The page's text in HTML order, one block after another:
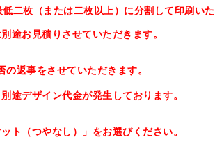
枚（または二枚以上）に分割して印刷いた
途お見積りさせていただきます。
返事をさせていただきます。
途デザイン代金が発生しております。
ト（つやなし）」をお選びください。